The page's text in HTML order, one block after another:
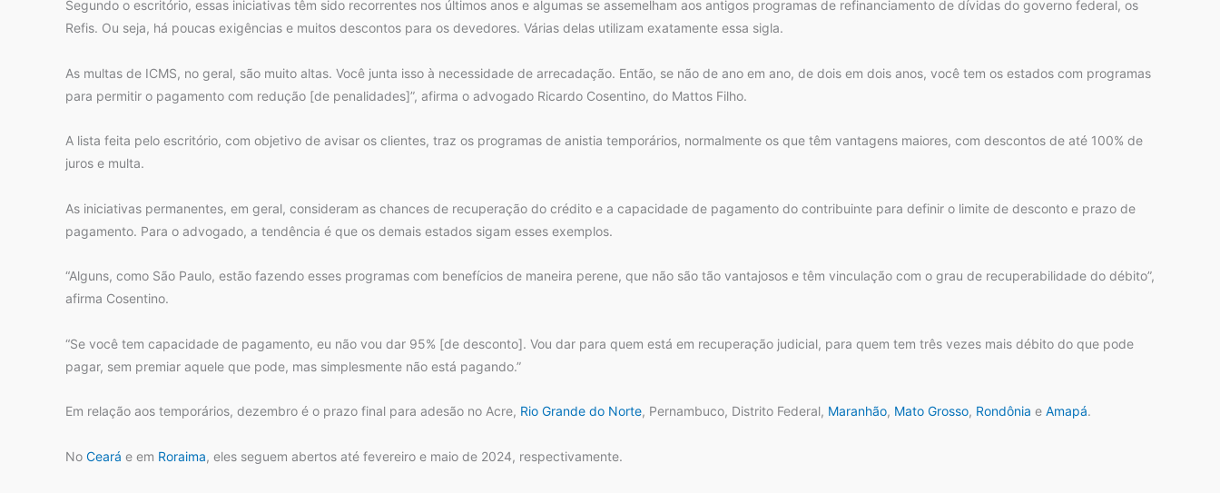
Segundo o escritório, essas iniciativas têm sido recorrentes nos últimos anos e algumas se assemelham aos antigos programas de refinanciamento de dívidas do governo federal, os
Refis. Ou seja, há poucas exigências e muitos descontos para os devedores. Várias delas utilizam exatamente essa sigla.
As multas de ICMS, no geral, são muito altas. Você junta isso à necessidade de arrecadação. Então, se não de ano em ano, de dois em dois anos, você tem os estados com programas
para permitir o pagamento com redução [de penalidades]”, afirma o advogado Ricardo Cosentino, do Mattos Filho.
A lista feita pelo escritório, com objetivo de avisar os clientes, traz os programas de anistia temporários, normalmente os que têm vantagens maiores, com descontos de até 100% de
juros e multa.
As iniciativas permanentes, em geral, consideram as chances de recuperação do crédito e a capacidade de pagamento do contribuinte para definir o limite de desconto e prazo de
pagamento. Para o advogado, a tendência é que os demais estados sigam esses exemplos.
“Alguns, como São Paulo, estão fazendo esses programas com benefícios de maneira perene, que não são tão vantajosos e têm vinculação com o grau de recuperabilidade do débito”,
afirma Cosentino.
“Se você tem capacidade de pagamento, eu não vou dar 95% [de desconto]. Vou dar para quem está em recuperação judicial, para quem tem três vezes mais débito do que pode
pagar, sem premiar aquele que pode, mas simplesmente não está pagando.”
Em relação aos temporários, dezembro é o prazo final para adesão no Acre, Rio Grande do Norte, Pernambuco, Distrito Federal, Maranhão, Mato Grosso, Rondônia e Amapá.
No Ceará e em Roraima, eles seguem abertos até fevereiro e maio de 2024, respectivamente.